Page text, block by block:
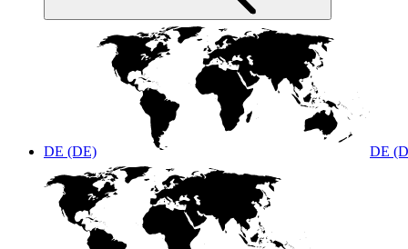
DE (DE) DE